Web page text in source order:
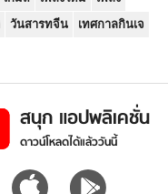
วันสารทจีน
เทศกาลกินเจ
สนุก แอปพลิเคชั่น
ดาวน์โหลดได้แล้ววันนี้